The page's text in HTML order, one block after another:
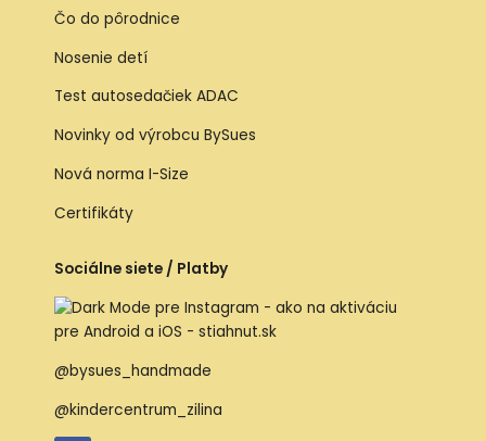
Čo do pôrodnice
Nosenie detí
Test autosedačiek ADAC
Novinky od výrobcu BySues
Nová norma I-Size
Certifikáty
Sociálne siete / Platby
@bysues_handmade
@kindercentrum_zilina